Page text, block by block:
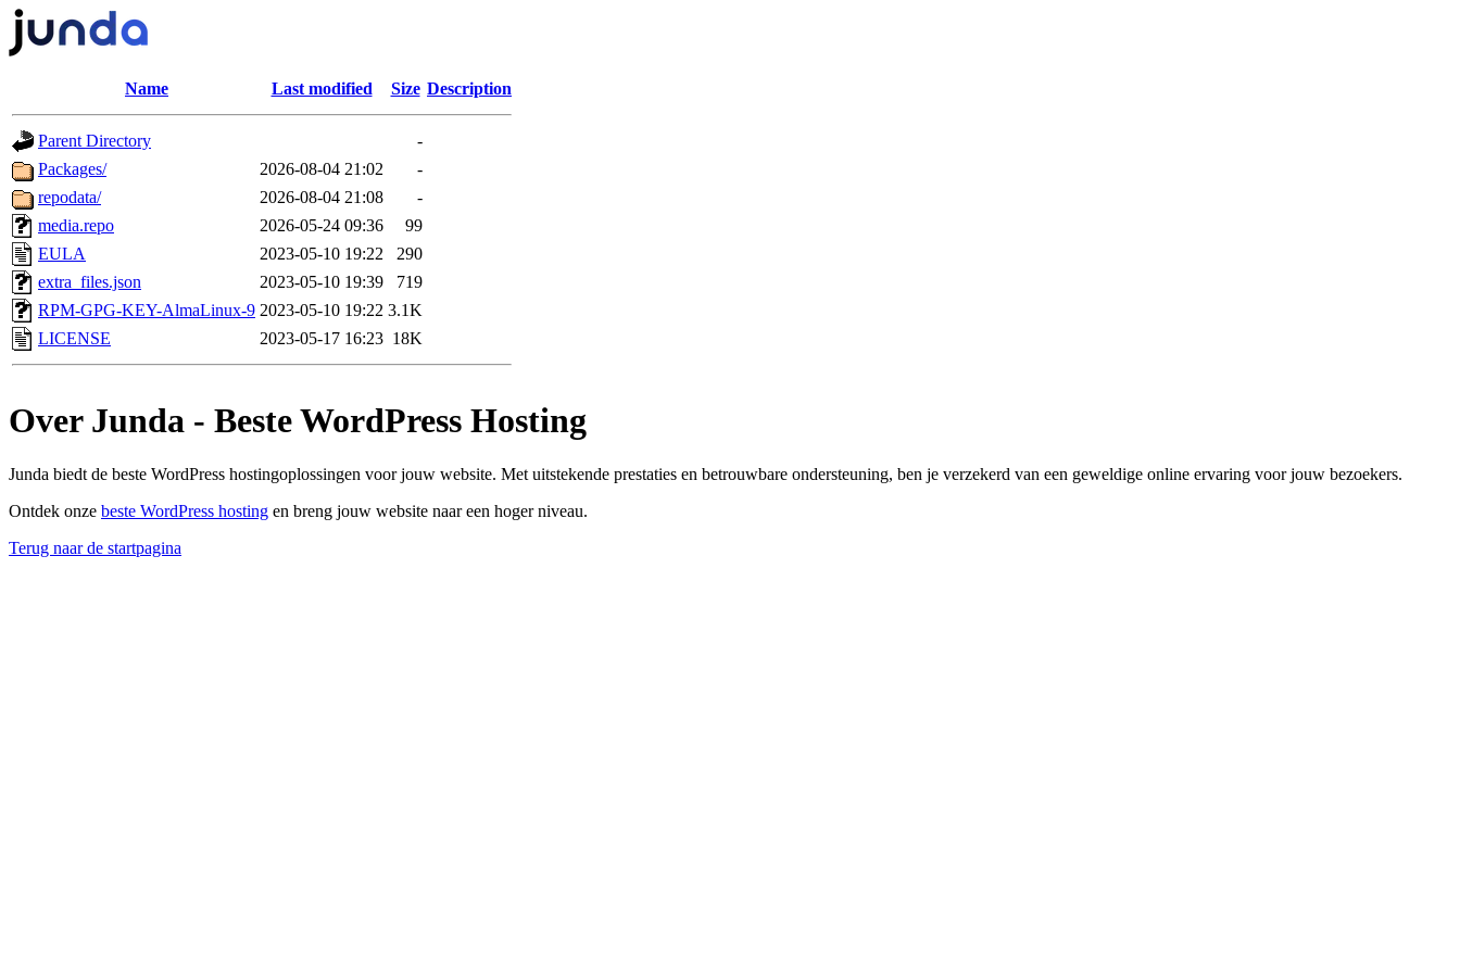
Name Last modified Size Description
Parent Directory
-
Packages/
2026-08-04 21:02
-
repodata/
2026-08-04 21:08
-
media.repo
2026-05-24 09:36
99
EULA
2023-05-10 19:22
290
extra_files.json
2023-05-10 19:39
719
RPM-GPG-KEY-AlmaLinux-9 2023-05-10 19:22 3.1K
LICENSE
2023-05-17 16:23 18K
Over Junda - Beste WordPress Hosting
Junda biedt de beste WordPress hostingoplossingen voor jouw website. Met uitstekende prestaties en betrouwbare ondersteuning, ben je verzekerd van een geweldige online ervaring voor jouw bezoekers.
Ontdek onze beste WordPress hosting en breng jouw website naar een hoger niveau.
Terug naar de startpagina